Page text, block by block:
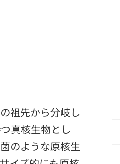
祖先から分岐し
真核生物とし
のような原核生